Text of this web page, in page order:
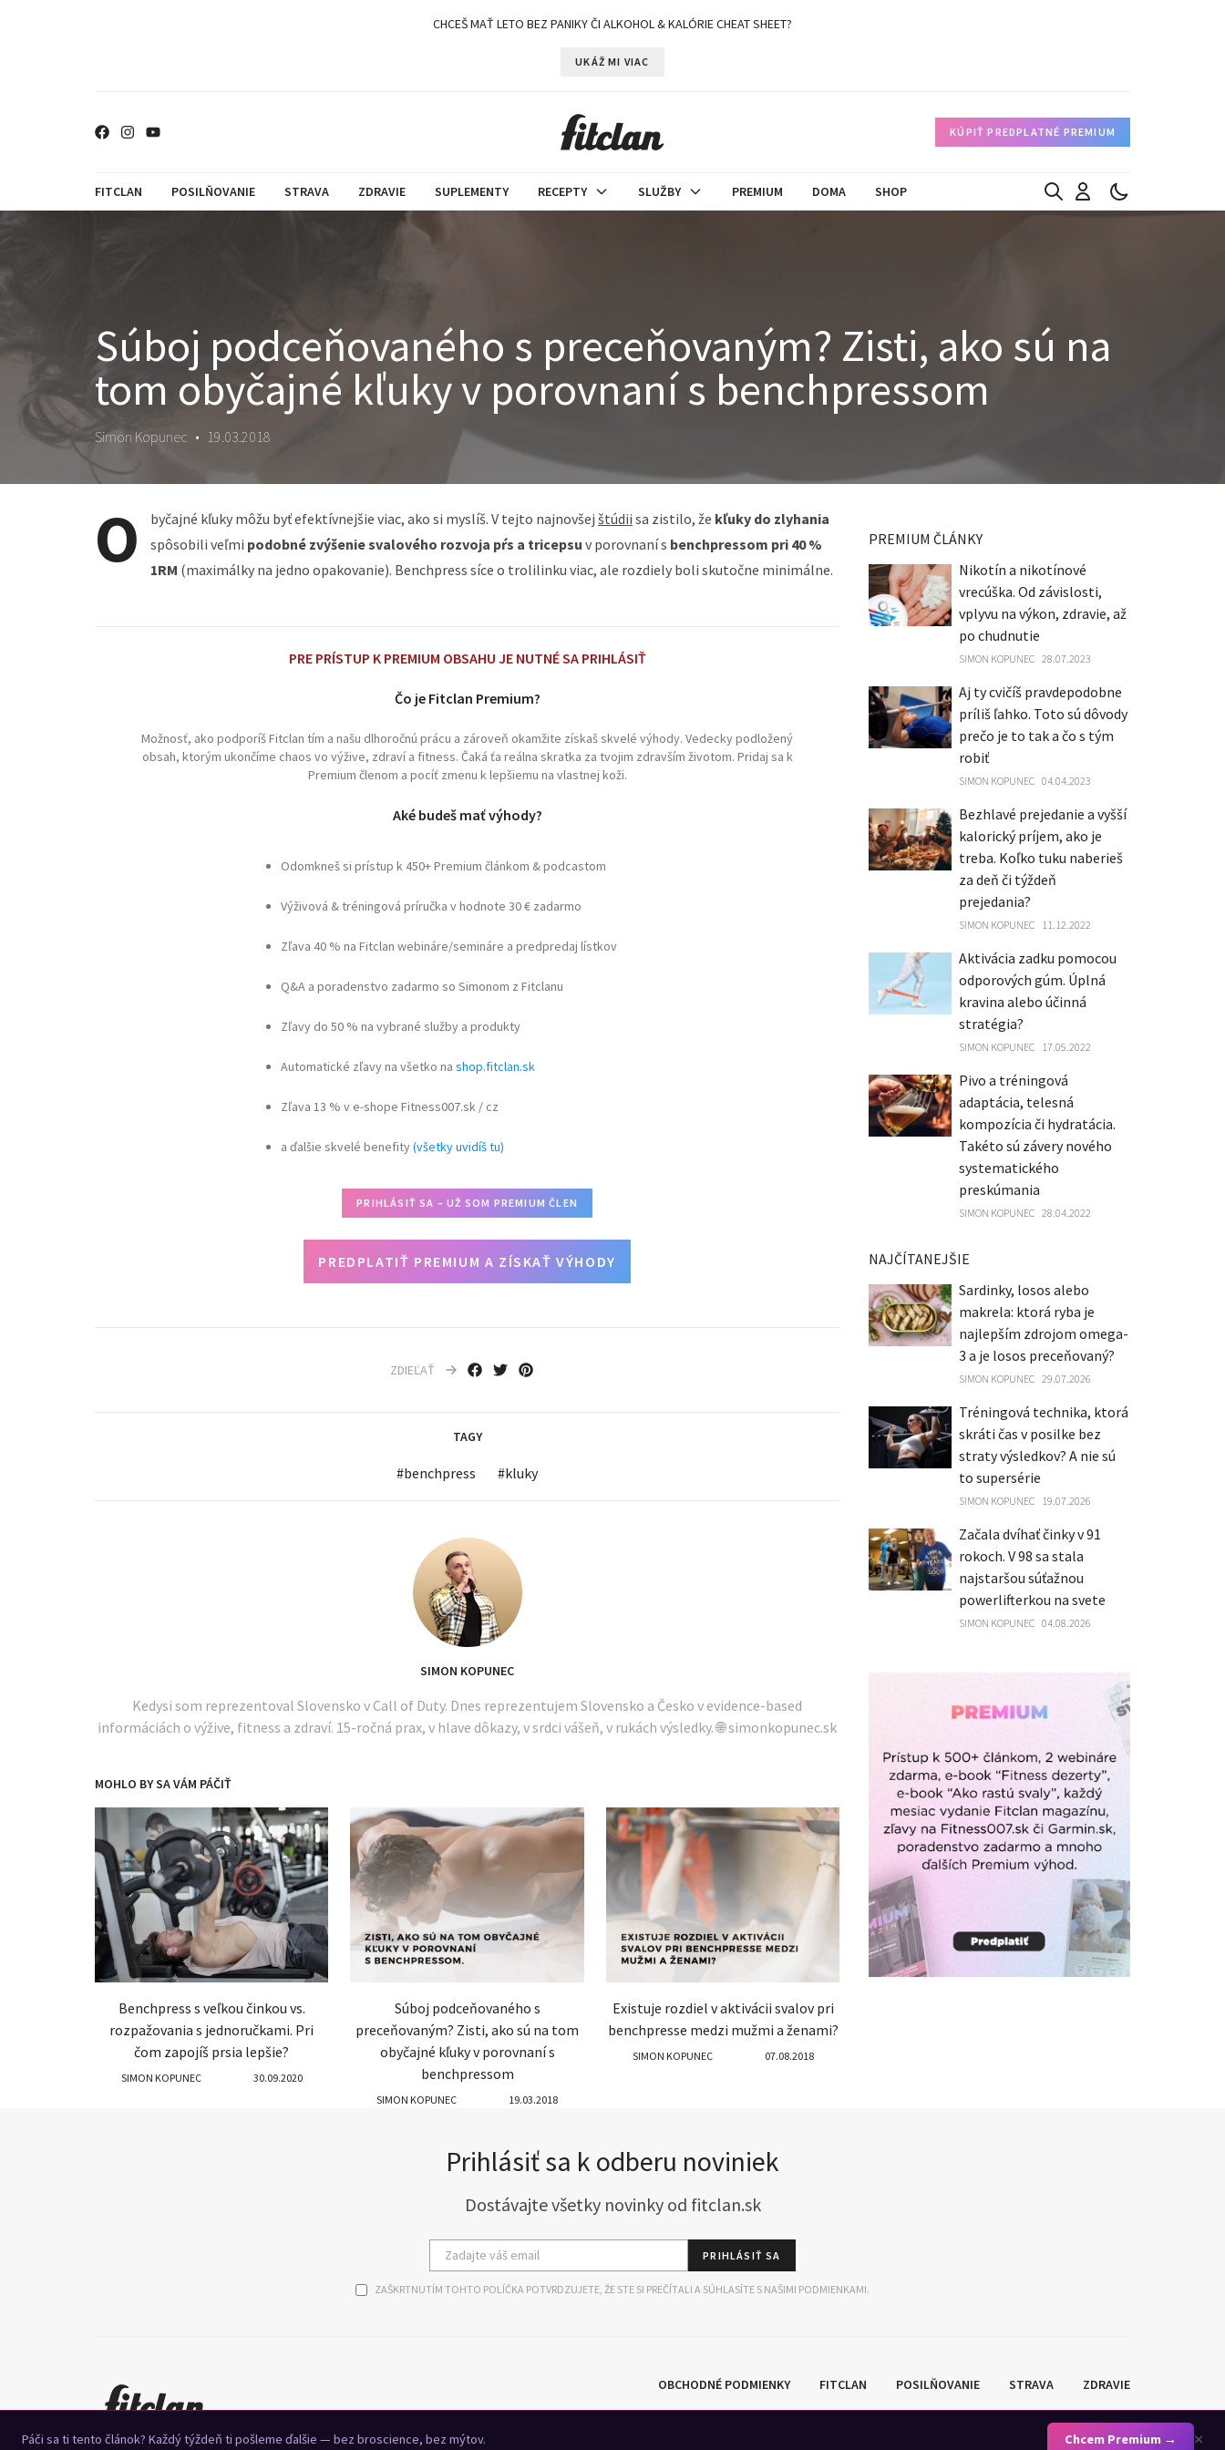
CHCEŠ MAŤ LETO BEZ PANIKY ČI ALKOHOL & KALÓRIE CHEAT SHEET?
UKÁŽ MI VIAC
KÚPIŤ PREDPLATNÉ PREMIUM
FITCLAN POSILŇOVANIE STRAVA ZDRAVIE SUPLEMENTY RECEPTY SLUŽBY PREMIUM DOMA SHOP
Súboj podceňovaného s preceňovaným? Zisti, ako sú na
tom obyčajné kľuky v porovnaní s benchpressom
Simon Kopunec • 19.03.2018
O byčajné kľuky môžu byť efektívnejšie viac, ako si myslíš. V tejto najnovšej štúdii sa zistilo, že kľuky do zlyhania
spôsobili veľmi podobné zvýšenie svalového rozvoja pŕs a tricepsu v porovnaní s benchpressom pri 40 %
1RM (maximálky na jedno opakovanie). Benchpress síce o trolilinku viac, ale rozdiely boli skutočne minimálne.
PRE PRÍSTUP K PREMIUM OBSAHU JE NUTNÉ SA PRIHLÁSIŤ
Čo je Fitclan Premium?
Možnosť, ako podporíš Fitclan tím a našu dlhoročnú prácu a zároveň okamžite získaš skvelé výhody. Vedecky podložený
obsah, ktorým ukončíme chaos vo výžive, zdraví a fitness. Čaká ťa reálna skratka za tvojim zdravším životom. Pridaj sa k
Premium členom a pocíť zmenu k lepšiemu na vlastnej koži.
Aké budeš mať výhody?
Odomkneš si prístup k 450+ Premium článkom & podcastom
Výživová & tréningová príručka v hodnote 30 € zadarmo
Zľava 40 % na Fitclan webináre/semináre a predpredaj lístkov
Q&A a poradenstvo zadarmo so Simonom z Fitclanu
Zľavy do 50 % na vybrané služby a produkty
Automatické zľavy na všetko nashop.fitclan.sk
Zľava 13 % v e-shope Fitness007.sk / cz
a ďalšie skvelé benefity(všetky uvidíš tu)
PRIHLÁSIŤ SA – UŽ SOM PREMIUM ČLEN
PREDPLATIŤ PREMIUM A ZÍSKAŤ VÝHODY
ZDIEĽAŤ
TAGY
#benchpress #kluky
SIMON KOPUNEC
Kedysi som reprezentoval Slovensko v Call of Duty. Dnes reprezentujem Slovensko a Česko v evidence-based
informáciách o výžive, fitness a zdraví. 15-ročná prax, v hlave dôkazy, v srdci vášeň, v rukách výsledky. 🌐 simonkopunec.sk
MOHLO BY SA VÁM PÁČIŤ
Benchpress s veľkou činkou vs.
rozpažovania s jednoručkami. Pri
čom zapojíš prsia lepšie?
SIMON KOPUNEC 30.09.2020
Súboj podceňovaného s
preceňovaným? Zisti, ako sú na tom
obyčajné kľuky v porovnaní s
benchpressom
SIMON KOPUNEC 19.03.2018
Existuje rozdiel v aktivácii svalov pri
benchpresse medzi mužmi a ženami?
SIMON KOPUNEC 07.08.2018
PREMIUM ČLÁNKY
Nikotín a nikotínové
vrecúška. Od závislosti,
vplyvu na výkon, zdravie, až
po chudnutie
SIMON KOPUNEC 28.07.2023
Aj ty cvičíš pravdepodobne
príliš ľahko. Toto sú dôvody
prečo je to tak a čo s tým
robiť
SIMON KOPUNEC 04.04.2023
Bezhlavé prejedanie a vyšší
kalorický príjem, ako je
treba. Koľko tuku naberieš
za deň či týždeň
prejedania?
SIMON KOPUNEC 11.12.2022
Aktivácia zadku pomocou
odporových gúm. Úplná
kravina alebo účinná
stratégia?
SIMON KOPUNEC 17.05.2022
Pivo a tréningová
adaptácia, telesná
kompozícia či hydratácia.
Takéto sú závery nového
systematického
preskúmania
SIMON KOPUNEC 28.04.2022
NAJČÍTANEJŠIE
Sardinky, losos alebo
makrela: ktorá ryba je
najlepším zdrojom omega-
3 a je losos preceňovaný?
SIMON KOPUNEC 29.07.2026
Tréningová technika, ktorá
skráti čas v posilke bez
straty výsledkov? A nie sú
to supersérie
SIMON KOPUNEC 19.07.2026
Začala dvíhať činky v 91
rokoch. V 98 sa stala
najstaršou súťažnou
powerlifterkou na svete
SIMON KOPUNEC 04.08.2026
Prihlásiť sa k odberu noviniek
Dostávajte všetky novinky od fitclan.sk
PRIHLÁSIŤ SA
ZAŠKRTNUTÍM TOHTO POLÍČKA POTVRDZUJETE, ŽE STE SI PREČÍTALI A SÚHLASÍTE S NAŠIMI PODMIENKAMI.
OBCHODNÉ PODMIENKY FITCLAN POSILŇOVANIE STRAVA ZDRAVIE
DOMA
SHOP
Páči sa ti tento článok? Každý týždeň ti pošleme ďalšie — bez broscience, bez mýtov.
Chcem Premium → ×